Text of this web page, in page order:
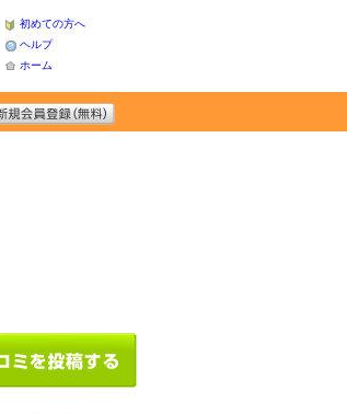
初めての方へ
ヘルプ
ホーム